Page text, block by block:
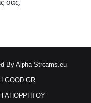
σας.
By Alpha-Streams.eu
ΑΠΟΡΡΗΤΟΥ